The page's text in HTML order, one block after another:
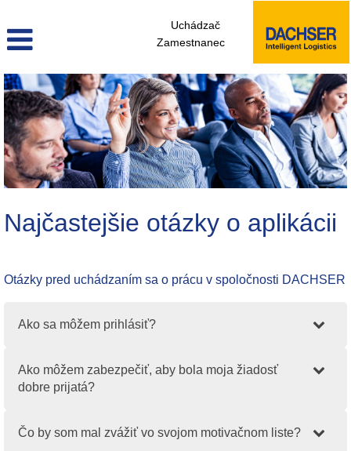
Uchádzač
Zamestnanec
Najčastejšie otázky o aplikácii
Otázky pred uchádzaním sa o prácu v spoločnosti DACHSER
Ako sa môžem prihlásiť?
Ako môžem zabezpečiť, aby bola moja žiadosť
dobre prijatá?
Čo by som mal zvážiť vo svojom motivačnom liste?